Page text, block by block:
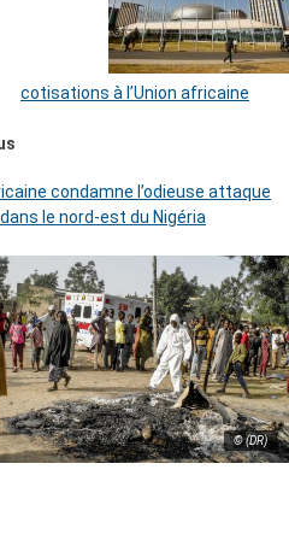
cotisations à l’Union africaine
condamne l’odieuse attaque
le nord-est du Nigéria
© (DR)